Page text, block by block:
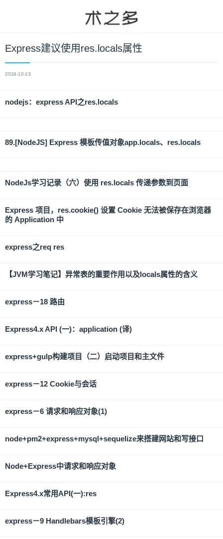
Express建议使用res.locals属性
2024-10-13
nodejs：express API之res.locals
89.[NodeJS] Express 模板传值对象app.locals、res.locals
NodeJs学习记录（六）使用 res.locals 传递参数到页面
Express 项目，res.cookie() 设置 Cookie 无法被保存在浏览器
的 Application 中
express之req res
【JVM学习笔记】异常表的重要作用以及locals属性的含义
express－18 路由
Express4.x API (一)：application (译)
express+gulp构建项目（二）启动项目和主文件
express－12 Cookie与会话
express－6 请求和响应对象(1)
node+pm2+express+mysql+sequelize来搭建网站和写接口
Node+Express中请求和响应对象
Express4.x常用API(一):res
express－9 Handlebars模板引擎(2)